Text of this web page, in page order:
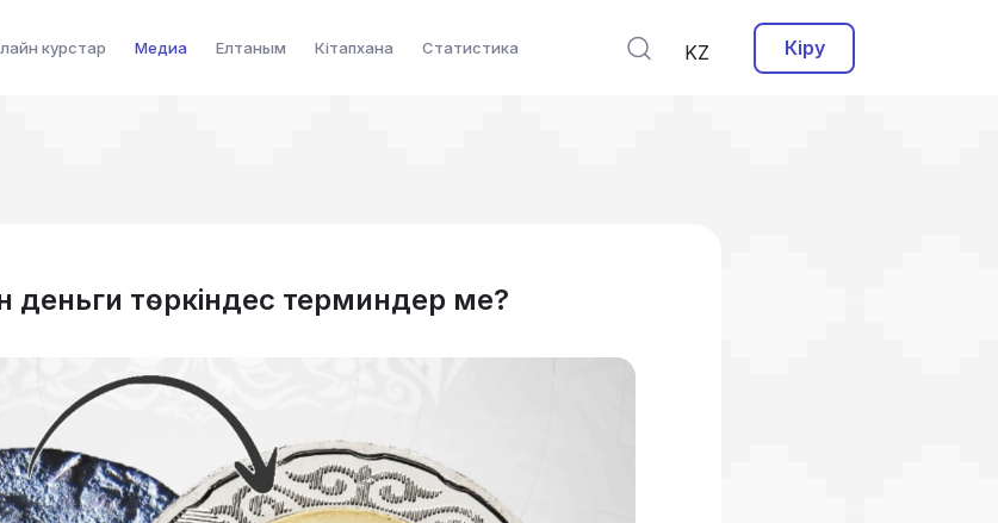
курстар Медиа Елтаным Кітапхана Статистика KZ Кіру
деньги төркіндес терминдер ме?